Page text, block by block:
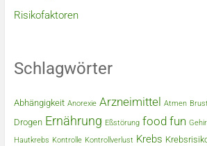
Risikofaktoren
Schlagwörter
Abhängigkeit Anorexie Arzneimittel Atmen
Drogen Ernährung Eßstörung food fun
Hautkrebs Kontrolle Kontrollverlust Krebs